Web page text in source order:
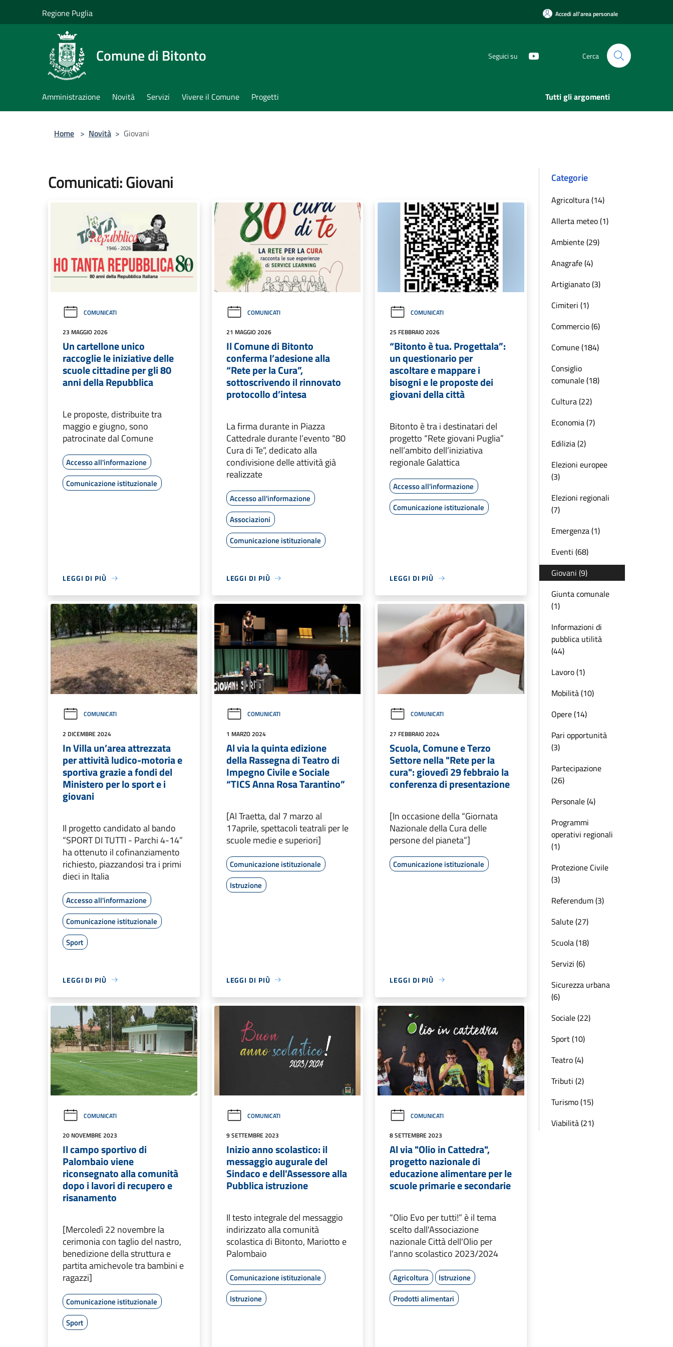
Regione Puglia Accedi all'area personale
Comune di Bitonto Seguici su Cerca
Amministrazione Novità Servizi Vivere il Comune Progetti Tutti gli argomenti
Home > Novità > Giovani
Comunicati: Giovani
COMUNICATI
23 MAGGIO 2026
Un cartellone unico
raccoglie le iniziative delle
scuole cittadine per gli 80
anni della Repubblica
Le proposte, distribuite tra
maggio e giugno, sono
patrocinate dal Comune
Accesso all'informazione
Comunicazione istituzionale
LEGGI DI PIÙ
COMUNICATI
21 MAGGIO 2026
Il Comune di Bitonto
conferma l’adesione alla
“Rete per la Cura”,
sottoscrivendo il rinnovato
protocollo d’intesa
La firma durante in Piazza
Cattedrale durante l’evento “80
Cura di Te”, dedicato alla
condivisione delle attività già
realizzate
Accesso all'informazione
Associazioni
Comunicazione istituzionale
LEGGI DI PIÙ
COMUNICATI
25 FEBBRAIO 2026
“Bitonto è tua. Progettala”:
un questionario per
ascoltare e mappare i
bisogni e le proposte dei
giovani della città
Bitonto è tra i destinatari del
progetto “Rete giovani Puglia”
nell’ambito dell’iniziativa
regionale Galattica
Accesso all'informazione
Comunicazione istituzionale
LEGGI DI PIÙ
COMUNICATI
2 DICEMBRE 2024
In Villa un’area attrezzata
per attività ludico-motoria e
sportiva grazie a fondi del
Ministero per lo sport e i
giovani
Il progetto candidato al bando
“SPORT DI TUTTI - Parchi 4-14”
ha ottenuto il cofinanziamento
richiesto, piazzandosi tra i primi
dieci in Italia
Accesso all'informazione
Comunicazione istituzionale
Sport
LEGGI DI PIÙ
COMUNICATI
1 MARZO 2024
Al via la quinta edizione
della Rassegna di Teatro di
Impegno Civile e Sociale
“TICS Anna Rosa Tarantino”
[Al Traetta, dal 7 marzo al
17aprile, spettacoli teatrali per le
scuole medie e superiori]
Comunicazione istituzionale
Istruzione
LEGGI DI PIÙ
COMUNICATI
27 FEBBRAIO 2024
Scuola, Comune e Terzo
Settore nella "Rete per la
cura": giovedì 29 febbraio la
conferenza di presentazione
[In occasione della “Giornata
Nazionale della Cura delle
persone del pianeta”]
Comunicazione istituzionale
LEGGI DI PIÙ
COMUNICATI
20 NOVEMBRE 2023
Il campo sportivo di
Palombaio viene
riconsegnato alla comunità
dopo i lavori di recupero e
risanamento
[Mercoledì 22 novembre la
cerimonia con taglio del nastro,
benedizione della struttura e
partita amichevole tra bambini e
ragazzi]
Comunicazione istituzionale
Sport
COMUNICATI
9 SETTEMBRE 2023
Inizio anno scolastico: il
messaggio augurale del
Sindaco e dell'Assessore alla
Pubblica istruzione
Il testo integrale del messaggio
indirizzato alla comunità
scolastica di Bitonto, Mariotto e
Palombaio
Comunicazione istituzionale
Istruzione
COMUNICATI
8 SETTEMBRE 2023
Al via "Olio in Cattedra",
progetto nazionale di
educazione alimentare per le
scuole primarie e secondarie
“Olio Evo per tutti!” è il tema
scelto dall'Associazione
nazionale Città dell'Olio per
l'anno scolastico 2023/2024
Agricoltura
Istruzione
Prodotti alimentari
Categorie
Agricoltura (14)
Allerta meteo (1)
Ambiente (29)
Anagrafe (4)
Artigianato (3)
Cimiteri (1)
Commercio (6)
Comune (184)
Consiglio
comunale (18)
Cultura (22)
Economia (7)
Edilizia (2)
Elezioni europee
(3)
Elezioni regionali
(7)
Emergenza (1)
Eventi (68)
Giovani (9)
Giunta comunale
(1)
Informazioni di
pubblica utilità
(44)
Lavoro (1)
Mobilità (10)
Opere (14)
Pari opportunità
(3)
Partecipazione
(26)
Personale (4)
Programmi
operativi regionali
(1)
Protezione Civile
(3)
Referendum (3)
Salute (27)
Scuola (18)
Servizi (6)
Sicurezza urbana
(6)
Sociale (22)
Sport (10)
Teatro (4)
Tributi (2)
Turismo (15)
Viabilità (21)